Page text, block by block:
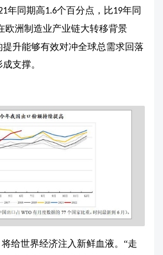
年同期高1.6个百分点，比19年同
欧洲制造业产业链大转移背景
升能够有效对冲全球总需求回落
支撑。
将给世界经济注入新鲜血液。“走